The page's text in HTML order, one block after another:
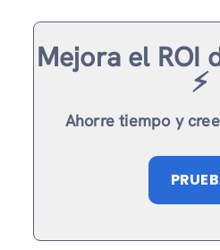
Mejora el ROI
⚡️
Ahorre tiempo y